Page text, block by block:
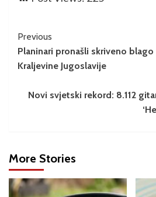
Previous
Planinari pronašli skriveno
Kraljevine Jugoslavije
Novi svjetski rekord: 8.112
More Stories